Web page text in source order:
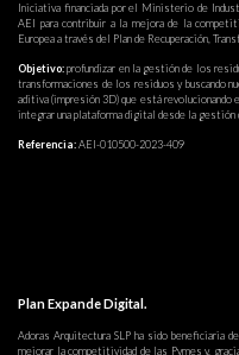
Iniciativa financiada por el Ministerio de
AEI para contribuir a la mejora de la
Europea a través del Plan de Recuperación,
Objetivo:profundizar en la gestión de los
transformaciones de los residuos y buscando
aditiva (impresión 3D) que está revolucionando
integrar una plataforma digital desde la gestión
Referencia:AEI-010500-2023-409
Plan Expande Digital.
Adoras Arquitectura SLP ha sido beneficiaria
mejorar la competitividad de las Pymes y,